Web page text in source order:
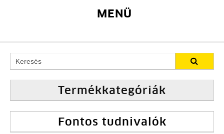
MENÜ
Termékkategóriák
Fontos tudnivalók